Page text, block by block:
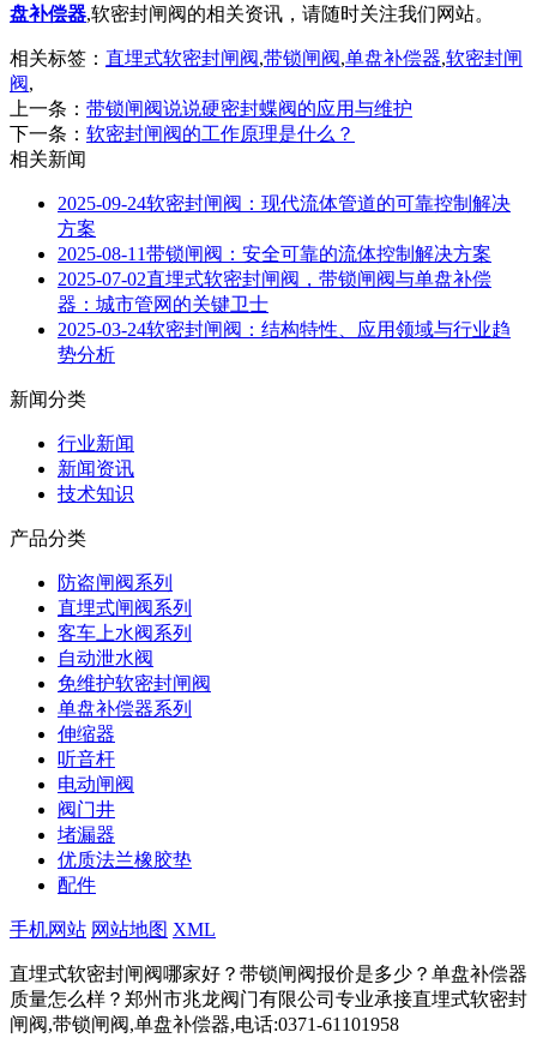
盘补偿器,软密封闸阀的相关资讯，请随时关注我们网站。
相关标签： 直埋式软密封闸阀,带锁闸阀,单盘补偿器,软密封闸
阀,
上一条： 带锁闸阀说说硬密封蝶阀的应用与维护
下一条： 软密封闸阀的工作原理是什么？
相关新闻
2025-09-24软密封闸阀：现代流体管道的可靠控制解决
方案
2025-08-11带锁闸阀：安全可靠的流体控制解决方案
2025-07-02直埋式软密封闸阀，带锁闸阀与单盘补偿
器：城市管网的关键卫士
2025-03-24软密封闸阀：结构特性、应用领域与行业趋
势分析
新闻分类
行业新闻
新闻资讯
技术知识
产品分类
防盗闸阀系列
直埋式闸阀系列
客车上水阀系列
自动泄水阀
免维护软密封闸阀
单盘补偿器系列
伸缩器
听音杆
电动闸阀
阀门井
堵漏器
优质法兰橡胶垫
配件
手机网站 网站地图 XML
直埋式软密封闸阀哪家好？带锁闸阀报价是多少？单盘补偿器
质量怎么样？郑州市兆龙阀门有限公司专业承接直埋式软密封
闸阀,带锁闸阀,单盘补偿器,电话:0371-61101958